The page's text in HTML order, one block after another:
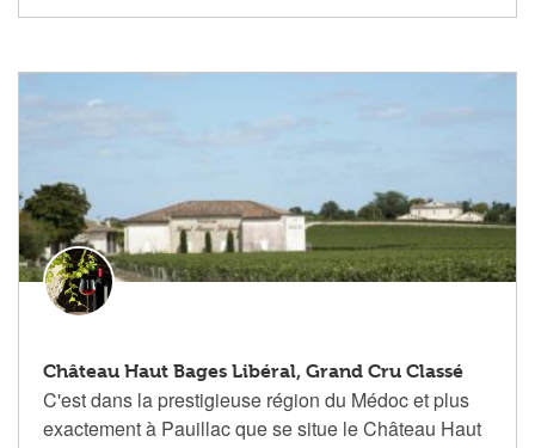
Château Haut Bages Libéral, Grand Cru Classé
C'est dans la prestigieuse région du Médoc et plus
exactement à Pauillac que se situe le Château Haut